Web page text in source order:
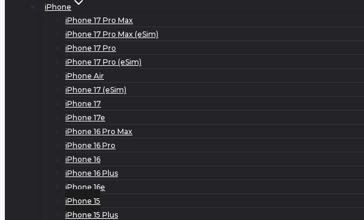
iPhone
iPhone 17 Pro Max
iPhone 17 Pro Max (eSim)
iPhone 17 Pro
iPhone 17 Pro (eSim)
iPhone Air
iPhone 17 (eSim)
iPhone 17
iPhone 17e
iPhone 16 Pro Max
iPhone 16 Pro
iPhone 16
iPhone 16 Plus
iPhone 16e
iPhone 15
iPhone 15 Plus